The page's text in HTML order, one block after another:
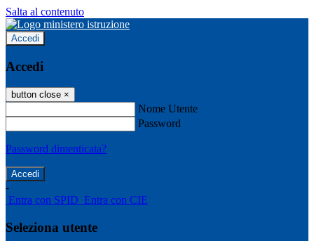
Salta al contenuto
Accedi
Accedi
button close ×
Nome Utente
Password
Password dimenticata?
-
Entra con SPID Entra con CIE
Seleziona utente